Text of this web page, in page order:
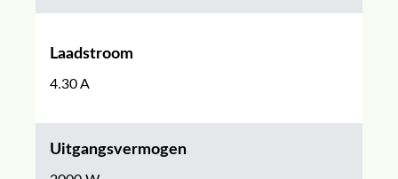
Laadstroom
4.30 A
Uitgangsvermogen